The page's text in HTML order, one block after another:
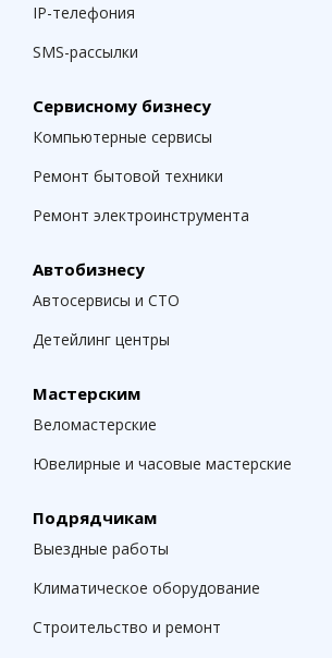
IP-телефония
SMS-рассылки
Сервисному бизнесу
Компьютерные сервисы
Ремонт бытовой техники
Ремонт электроинструмента
Автобизнесу
Автосервисы и СТО
Детейлинг центры
Мастерским
Веломастерские
Ювелирные и часовые мастерские
Подрядчикам
Выездные работы
Климатическое оборудование
Строительство и ремонт